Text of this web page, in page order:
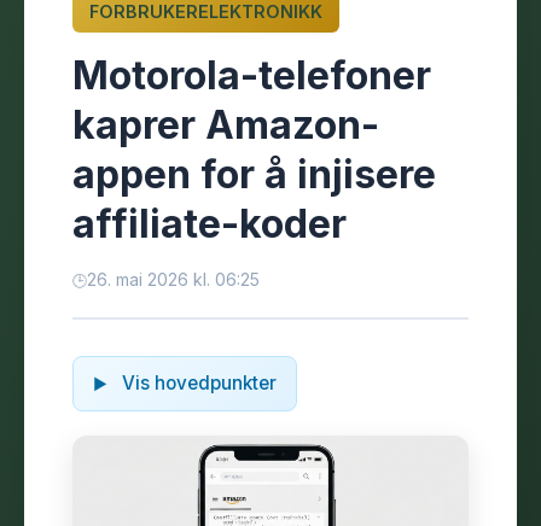
FORBRUKERELEKTRONIKK
Motorola-telefoner
kaprer Amazon-
appen for å injisere
affiliate-koder
26. mai 2026 kl. 06:25
Vis hovedpunkter